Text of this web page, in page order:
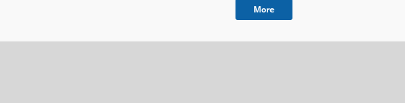
More